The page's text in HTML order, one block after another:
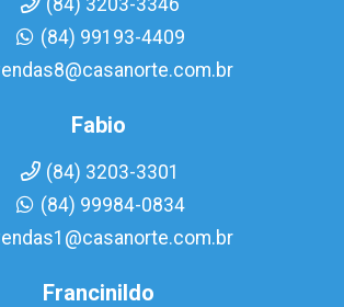
(84) 3203-3346
(84) 99193-4409
Fabio
(84) 3203-3301
(84) 99984-0834
Francinildo